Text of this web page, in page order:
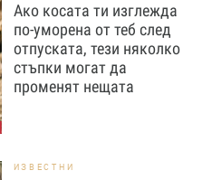
Ако косата ти изглежда
по-уморена от теб след
отпуската, тези няколко
стъпки могат да
променят нещата
ИЗВЕСТНИ